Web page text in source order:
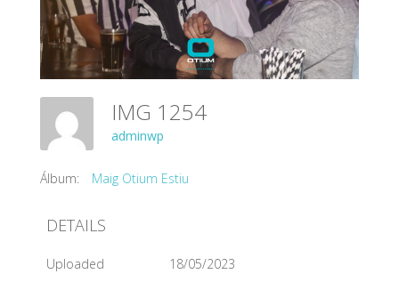
IMG 1254
adminwp
Álbum: Maig Otium Estiu
DETAILS
Uploaded 18/05/2023